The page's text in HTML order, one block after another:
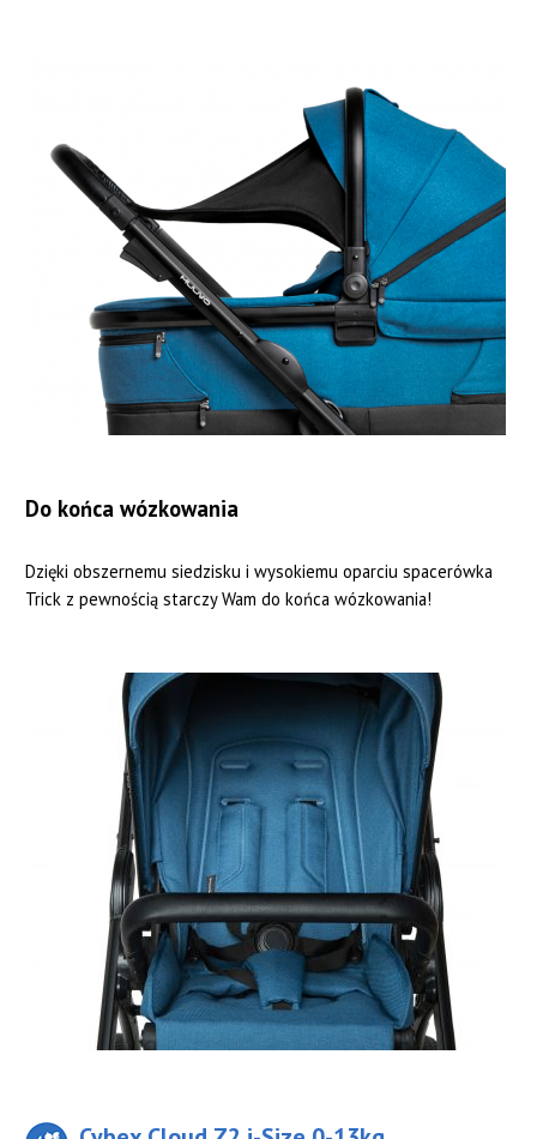
Do końca wózkowania
Dzięki obszernemu siedzisku i wysokiemu oparciu spacerówka
Trick z pewnością starczy Wam do końca wózkowania!